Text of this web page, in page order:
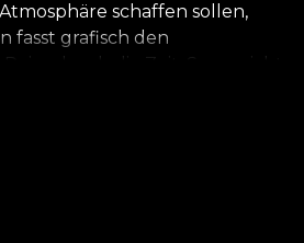
schaffen sollen,
fasst grafisch den
Kreationen verweben
weitergegeben